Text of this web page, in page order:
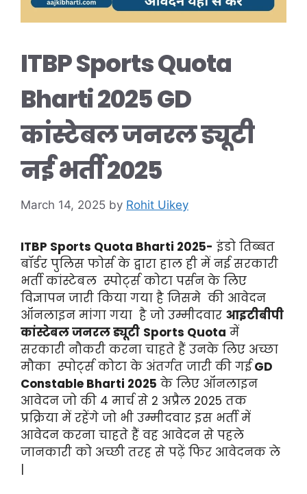
ITBP Sports Quota
Bharti 2025 GD
कांस्टेबल जनरल ड्यूटी
नई भर्ती 2025
March 14, 2025 by Rohit Uikey
ITBP Sports Quota Bharti 2025- इंडो तिब्बत
बॉर्डर पुलिस फोर्स के द्वारा हाल ही में नई सरकारी
भर्ती कांस्टेबल स्पोर्ट्स कोटा पर्सन के लिए
विज्ञापन जारी किया गया है जिसमे की आवेदन
ऑनलाइन मांगा गया है जो उम्मीदवार आइटीबीपी
कांस्टेबल जनरल ड्यूटी Sports Quota में
सरकारी नौकरी करना चाहते हैं उनके लिए अच्छा
मौका स्पोर्ट्स कोटा के अंतर्गत जारी की गईGD
Constable Bharti 2025 के लिए ऑनलाइन
आवेदन जो की 4 मार्च से 2 अप्रैल 2025 तक
प्रक्रिया में रहेंगे जो भी उम्मीदवार इस भर्ती में
आवेदन करना चाहते हैं वह आवेदन से पहले
जानकारी को अच्छी तरह से पढ़ें फिर आवेदनक ले
|